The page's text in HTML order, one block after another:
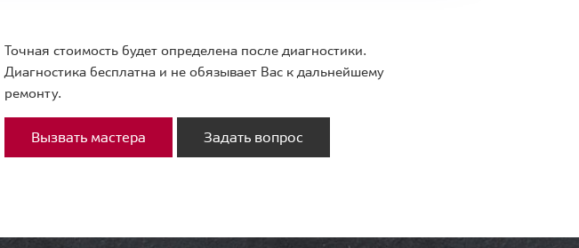
Точная стоимость будет определена после диагностики.
Диагностика бесплатна и не обязывает Вас к дальнейшему
ремонту.
Вызвать мастера Задать вопрос